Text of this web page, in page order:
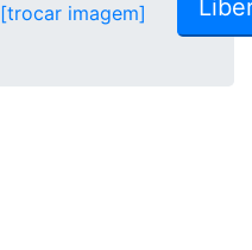
[trocar imagem]